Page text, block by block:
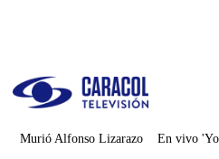
Murió Alfonso Lizarazo En vivo